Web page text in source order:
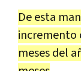
De esta
incremento
meses del